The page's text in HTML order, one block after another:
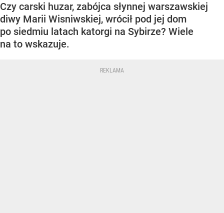
Czy carski huzar, zabójca słynnej warszawskiej
diwy Marii Wisniwskiej, wrócił pod jej dom
po siedmiu latach katorgi na Sybirze? Wiele
na to wskazuje.